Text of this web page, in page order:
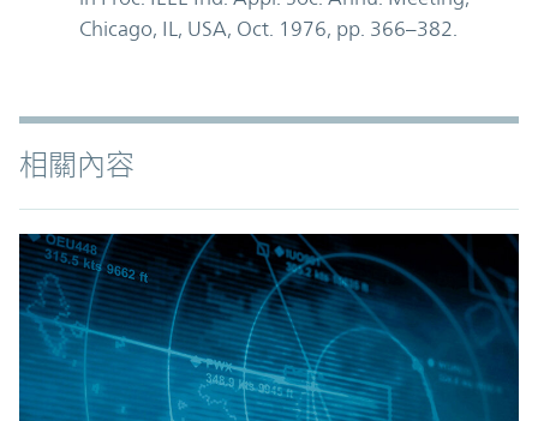
Chicago, IL, USA, Oct. 1976, pp. 366–382.
相關內容